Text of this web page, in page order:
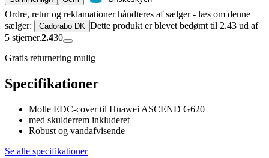
Ordre, retur og reklamationer håndteres af sælger - læs om denne
sælger:
Cadorabo DK Dette produkt er blevet bedømt til 2.43 ud af
5 stjerner.2.430
Gratis returnering mulig
Specifikationer
Molle EDC-cover til Huawei ASCEND G620
med skulderrem inkluderet
Robust og vandafvisende
Se alle specifikationer